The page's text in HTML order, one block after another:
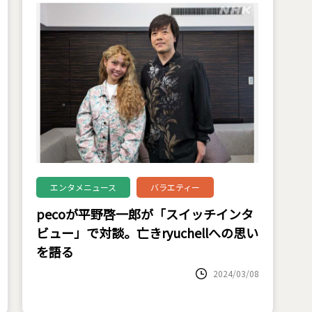
エンタメニュース バラエティー
pecoが平野啓一郎が「スイッチインタ
ビュー」で対談。亡きryuchellへの思い
を語る
2024/03/08